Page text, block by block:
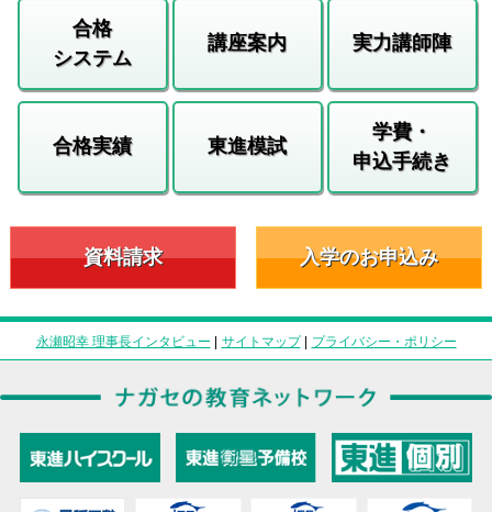
合格
システム
講座案内 実力講師陣
合格実績 東進模試
学費・
申込手続き
資料請求 入学のお申込み
永瀬昭幸 理事長インタビュー | サイトマップ| プライバシー・ポリシー